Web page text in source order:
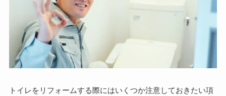
トイレをリフォームする際にはいくつか注意しておきたい項